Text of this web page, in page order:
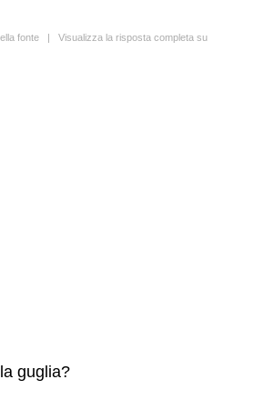
fonte | Visualizza la risposta completa su
guglia?